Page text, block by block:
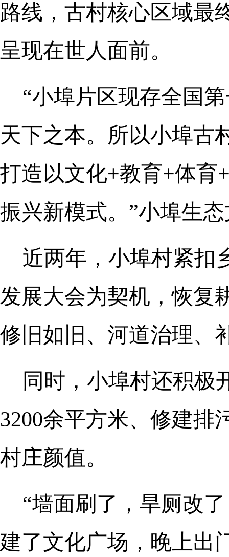
路线，古村核心区域最
呈现在世人面前。
“小埠片区现存全国
天下之本。所以小埠古
打造以文化+教育+体育
振兴新模式。”小埠生
近两年，小埠村紧扣
发展大会为契机，恢复
修旧如旧、河道治理、
同时，⼩埠村还积极
3200余平方米、修建
村庄颜值。
“墙面刷了，旱厕改
建了文化广场，晚上出